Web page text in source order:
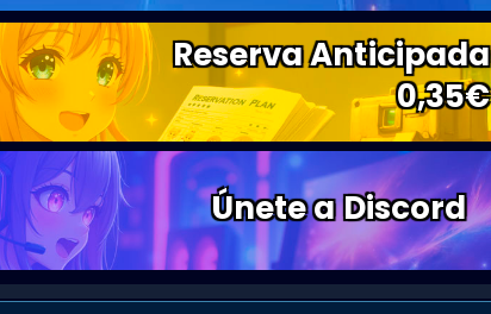
Reserva Anticipada
0,35€
Únete a Discord